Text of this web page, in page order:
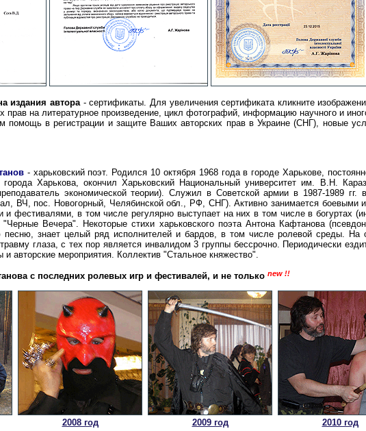
издания автора- сертификаты. Для увеличения сертификата кликните
прав на литературное произведение, цикл фотографий, информацию научного и
помощь в регистрации и защите Ваших авторских прав в Украине (СНГ), новые
- харьковский поэт. Родился 10 октября 1968 года в городе Харькове,
Харькова, окончил Харьковский Национальный университет им. В.Н.
экономической теории). Служил в Советской армии в 1987-1989 гг.
ВЧ, пос. Новогорный, Челябинской обл., РФ, СНГ). Активно занимается боевыми
фестивалями, в том числе регулярно выступает на них в том числе в богуртах
Вечера". Некоторые стихи харьковского поэта Антона Кафтанова
песню, знает целый ряд исполнителей и бардов, в том числе ролевой среды. На
глаза, с тех пор является инвалидом 3 группы бессрочно. Периодически
авторские мероприятия. Коллектив "Стальное княжество".
с последних ролевых игр и фестивалей, и не только new !!
2008 год 2009 год
2010 год